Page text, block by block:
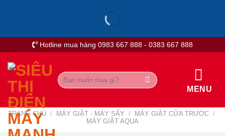
Hotline mua hàng 0983 667 888 - 0383 667 888
Tìm
kiếm:
MENU
TRANG CHỦ / MÁY GIẶT - MÁY SẤY / MÁY GIẶT CỬA TRƯỚC /
MÁY GIẶT AQUA